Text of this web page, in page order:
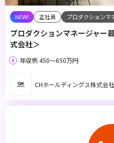
正社員 プロダクションマ
プロダクションマネージャー
式会社＞
年収例 450〜650万円
CHホールディングス株式会社